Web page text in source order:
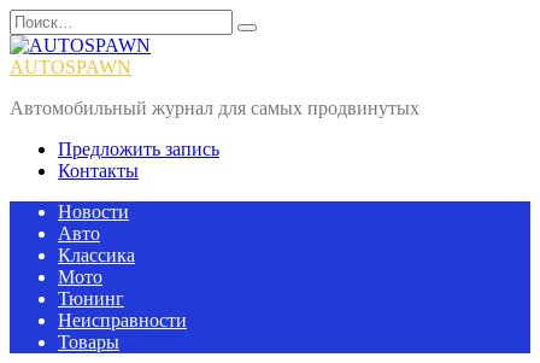
Перейти
к
содержанию
Search
for:
AUTOSPAWN
Автомобильный журнал для самых продвинутых
Предложить запись
Контакты
Новости
Авто
Классика
Мото
Тюнинг
Неисправности
Товары